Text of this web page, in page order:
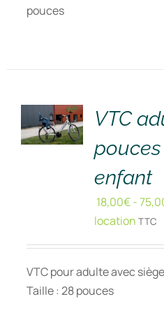
pouces
DÉTAILS
VTC
enfant
18,00€-
location TTC
VTC pour adulte avec
Taille : 28 pouces